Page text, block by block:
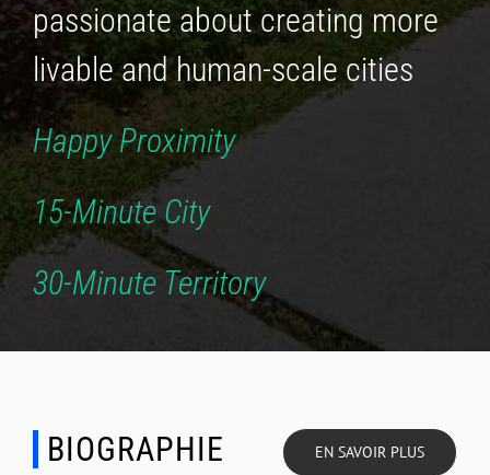
passionate about creating more
livableand human-scale cities
Happy Proximity
15-Minute City
30-Minute Territory
EN SAVOIR PLUS
BIOGRAPHIE